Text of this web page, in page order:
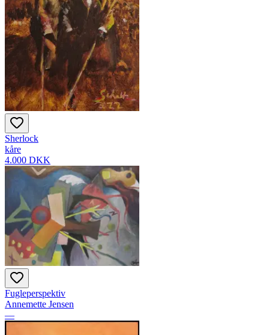
Sherlock
kåre
4.000 DKK
Fugleperspektiv
Annemette Jensen
—